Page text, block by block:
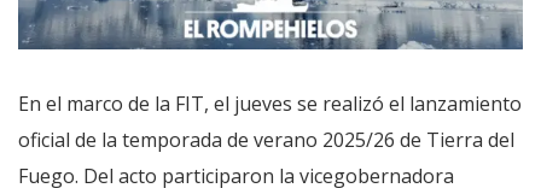
En el marco de la FIT, el jueves se realizó el lanzamiento
oficial de la temporada de verano 2025/26 de Tierra del
Fuego. Del acto participaron la vicegobernadora